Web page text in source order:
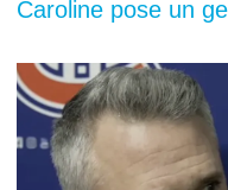
Caroline pose un